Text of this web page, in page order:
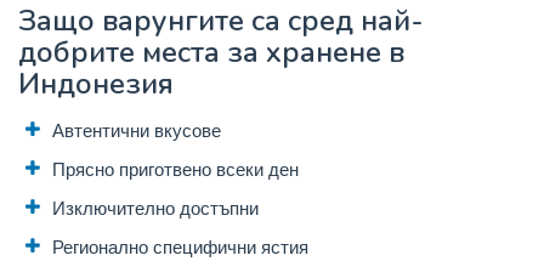
Защо варунгите са сред най-
добрите места за хранене в
Индонезия
Автентични вкусове
Прясно приготвено всеки ден
Изключително достъпни
Регионално специфични ястия